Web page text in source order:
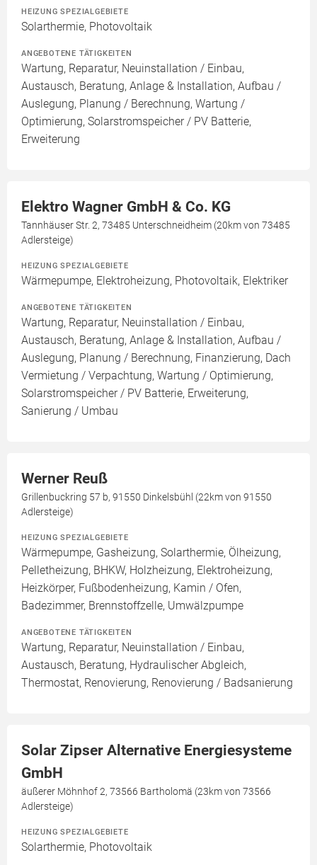
HEIZUNG SPEZIALGEBIETE
Solarthermie, Photovoltaik
ANGEBOTENE TÄTIGKEITEN
Wartung, Reparatur, Neuinstallation / Einbau,
Austausch, Beratung, Anlage & Installation, Aufbau /
Auslegung, Planung / Berechnung, Wartung /
Optimierung, Solarstromspeicher / PV Batterie,
Erweiterung
Elektro Wagner GmbH & Co. KG
Tannhäuser Str. 2, 73485 Unterschneidheim (20km von 73485
Adlersteige)
HEIZUNG SPEZIALGEBIETE
Wärmepumpe, Elektroheizung, Photovoltaik, Elektriker
ANGEBOTENE TÄTIGKEITEN
Wartung, Reparatur, Neuinstallation / Einbau,
Austausch, Beratung, Anlage & Installation, Aufbau /
Auslegung, Planung / Berechnung, Finanzierung, Dach
Vermietung / Verpachtung, Wartung / Optimierung,
Solarstromspeicher / PV Batterie, Erweiterung,
Sanierung / Umbau
Werner Reuß
Grillenbuckring 57 b, 91550 Dinkelsbühl (22km von 91550
Adlersteige)
HEIZUNG SPEZIALGEBIETE
Wärmepumpe, Gasheizung, Solarthermie, Ölheizung,
Pelletheizung, BHKW, Holzheizung, Elektroheizung,
Heizkörper, Fußbodenheizung, Kamin / Ofen,
Badezimmer, Brennstoffzelle, Umwälzpumpe
ANGEBOTENE TÄTIGKEITEN
Wartung, Reparatur, Neuinstallation / Einbau,
Austausch, Beratung, Hydraulischer Abgleich,
Thermostat, Renovierung, Renovierung / Badsanierung
Solar Zipser Alternative Energiesysteme
GmbH
äußerer Möhnhof 2, 73566 Bartholomä (23km von 73566
Adlersteige)
HEIZUNG SPEZIALGEBIETE
Solarthermie, Photovoltaik